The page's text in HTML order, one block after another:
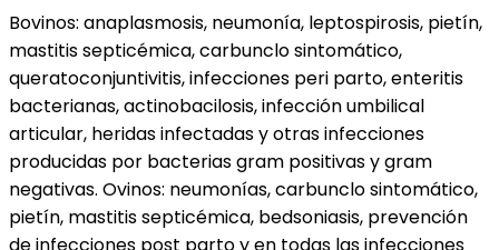
Bovinos: anaplasmosis, neumonía, leptospirosis, pietín,
mastitis septicémica, carbunclo sintomático,
queratoconjuntivitis, infecciones peri parto, enteritis
bacterianas, actinobacilosis, infección umbilical
articular, heridas infectadas y otras infecciones
producidas por bacterias gram positivas y gram
negativas. Ovinos: neumonías, carbunclo sintomático,
pietín, mastitis septicémica, bedsoniasis, prevención